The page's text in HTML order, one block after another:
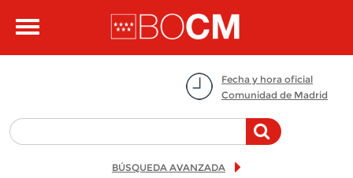
Toggle
Fecha y hora oficial
Comunidad de Madrid
BÚSQUEDA AVANZADA